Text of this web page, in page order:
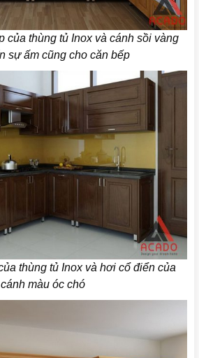
của thùng tủ Inox và cánh sồi vàng
sự ấm cũng cho căn bếp
thùng tủ Inox và hơi cổ điển của
cánh màu óc chó